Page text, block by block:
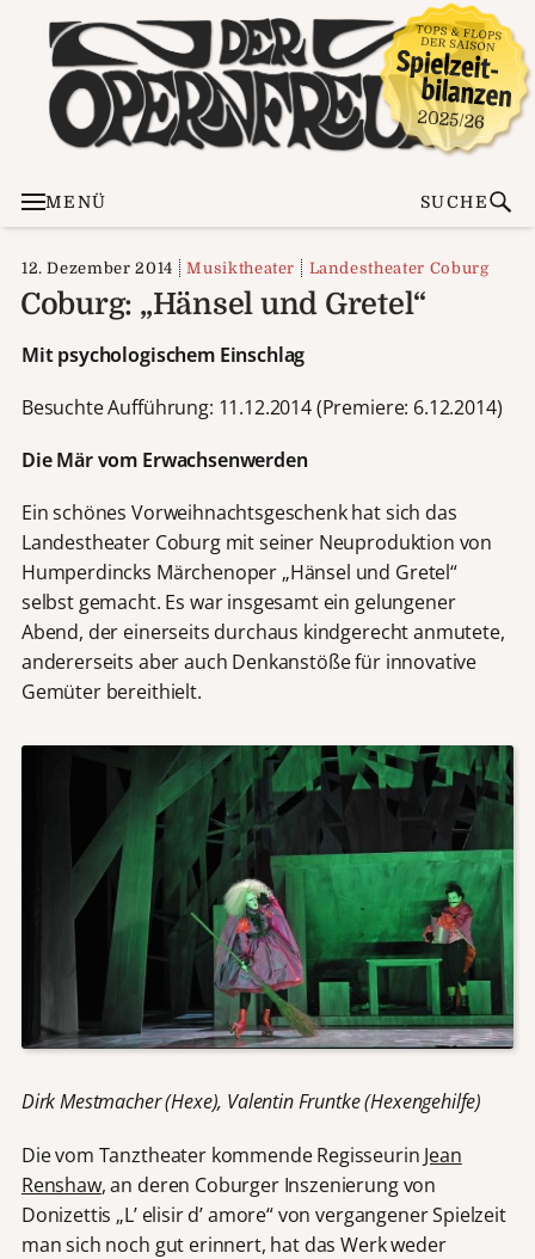
MENÜ SUCHE
12. Dezember 2014 Musiktheater Landestheater Coburg
Coburg: „Hänsel und Gretel“
Mit psychologischem Einschlag
Besuchte Aufführung: 11.12.2014 (Premiere: 6.12.2014)
Die Mär vom Erwachsenwerden
Ein schönes Vorweihnachtsgeschenk hat sich das
Landestheater Coburg mit seiner Neuproduktion von
Humperdincks Märchenoper „Hänsel und Gretel“
selbst gemacht. Es war insgesamt ein gelungener
Abend, der einerseits durchaus kindgerecht anmutete,
andererseits aber auch Denkanstöße für innovative
Gemüter bereithielt.
Dirk Mestmacher (Hexe), Valentin Fruntke (Hexengehilfe)
Die vom Tanztheater kommende Regisseurin Jean
Renshaw, an deren Coburger Inszenierung von
Donizettis „L’ elisir d’ amore“ von vergangener Spielzeit
man sich noch gut erinnert, hat das Werk weder